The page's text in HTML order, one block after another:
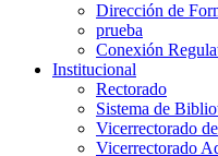
Dirección de
prueba
Conexión
Institucional
Rectorado
Sistema de
Vicerrectorado
Vicerrectorado